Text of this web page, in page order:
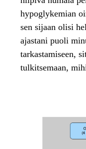
hypoglykemian
sen sijaan olisi
ajastani puoli
tarkastamiseen,
tulkitsemaan,